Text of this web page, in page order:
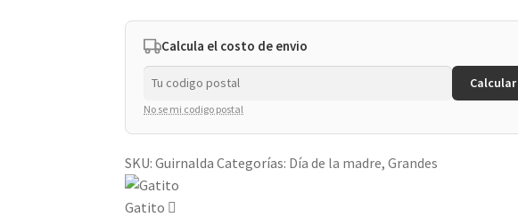
Calcula el costo de envio
Calcular
No se mi codigo postal
SKU:Guirnalda Categorías: Día de la madre,Grandes
Gatito